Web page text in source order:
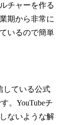
チャーを作る
期から非常に
いるので簡単
している公式
。YouTubeチ
ないような解